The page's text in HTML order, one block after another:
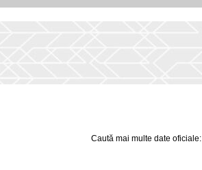
Caută mai multe date oficiale: